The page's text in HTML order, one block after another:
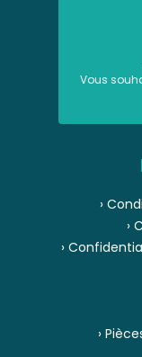
Vous
›
›
›
›